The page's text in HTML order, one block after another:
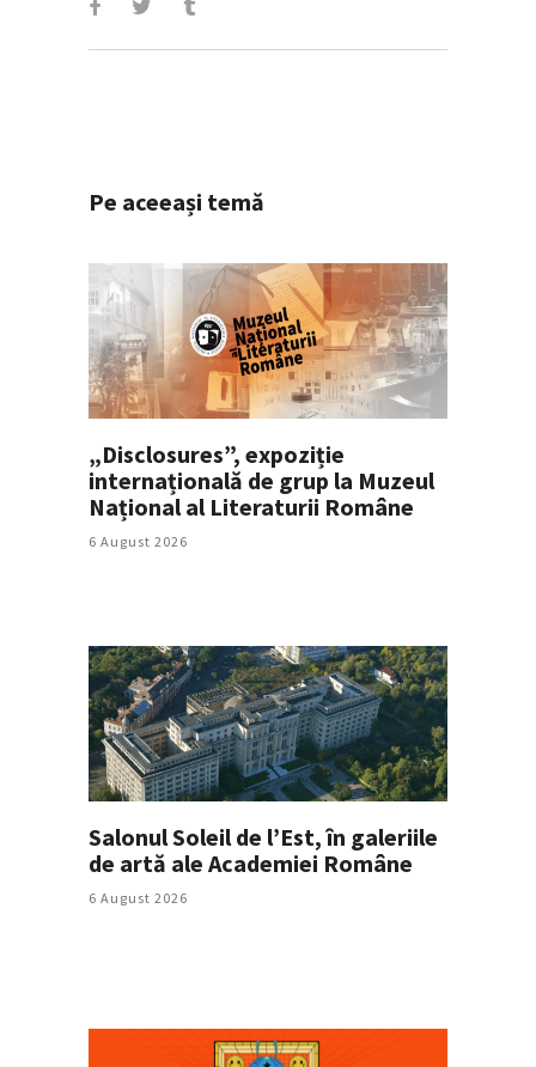
Pe aceeași temă
„Disclosures”, expoziție
internațională de grup la Muzeul
Național al Literaturii Române
6 August 2026
Salonul Soleil de l’Est, în galeriile
de artă ale Academiei Române
6 August 2026